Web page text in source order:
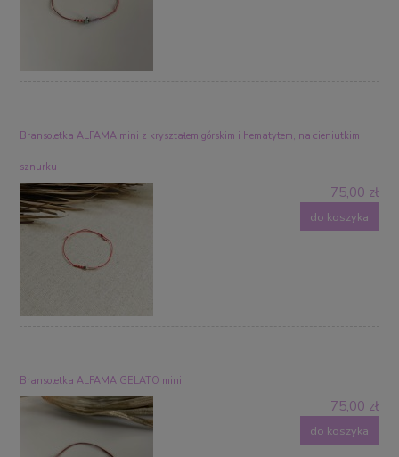
Bransoletka ALFAMA mini z kryształem górskim i hematytem, na cieniutkim
sznurku
75,00 zł
do koszyka
Bransoletka ALFAMA GELATO mini
75,00 zł
do koszyka